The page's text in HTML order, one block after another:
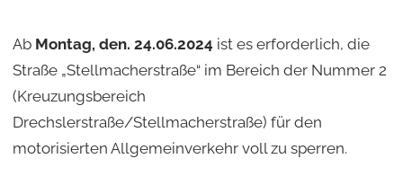
Ab Montag, den. 24.06.2024 ist es erforderlich, die
Straße „Stellmacherstraße“ im Bereich der Nummer 2
(Kreuzungsbereich
Drechslerstraße/Stellmacherstraße) für den
motorisierten Allgemeinverkehr voll zu sperren.